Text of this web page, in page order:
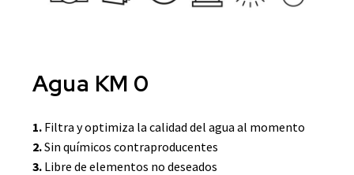
Agua KM 0
1. Filtra y optimiza la calidad del agua al momento
2.Sin químicos contraproducentes
3. Libre de elementos no deseados